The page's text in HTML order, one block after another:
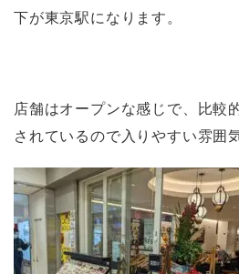
下が東京駅になります。
店舗はオープンな感じで、比較
されているので入りやすい雰囲